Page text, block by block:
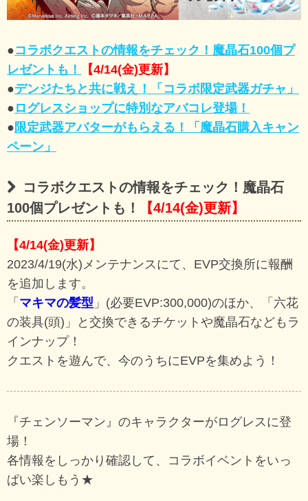
●コラボクエストの情報をチェック！魔晶石100個プ
レゼントも！
【4/14(金)更新】
●デンジたちと共に戦え！「コラボ限定武器ガチャ」
● ログレスショップに特別なアバコレ登場！
● 限定武器アバターがもらえる！「魔晶石購入キャン
ペーン」
コラボクエストの情報をチェック！魔晶石
100個プレゼントも！
【4/14(金)更新】
【4/14(金)更新】
2023/4/19(水)メンテナンスにて、EVP交換所に報酬
を追加します。
「 マキマの髪型 」(必要EVP:300,000)のほか、「六花
の装具(頭)」と交換できるチケットや魔晶石などもラ
インナップ！
クエストを遊んで、今のうちにEVPを集めよう！
『チェンソーマン』のキャラクターがログレスに登
場！
各情報をしっかり確認して、コラボイベントをいっ
ぱい楽しもう★